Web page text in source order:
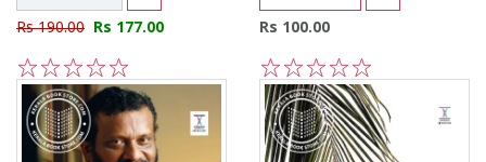
Rs 190.00 Rs 177.00
5
4
3
2
1
Rs 100.00
5
4
3
2
1